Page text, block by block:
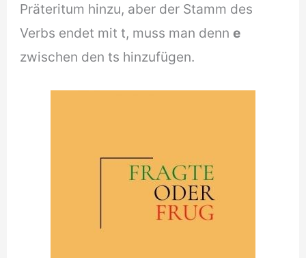
Präteritum hinzu, aber der Stamm des
Verbs endet mit t, muss man denne
zwischen den ts hinzufügen.